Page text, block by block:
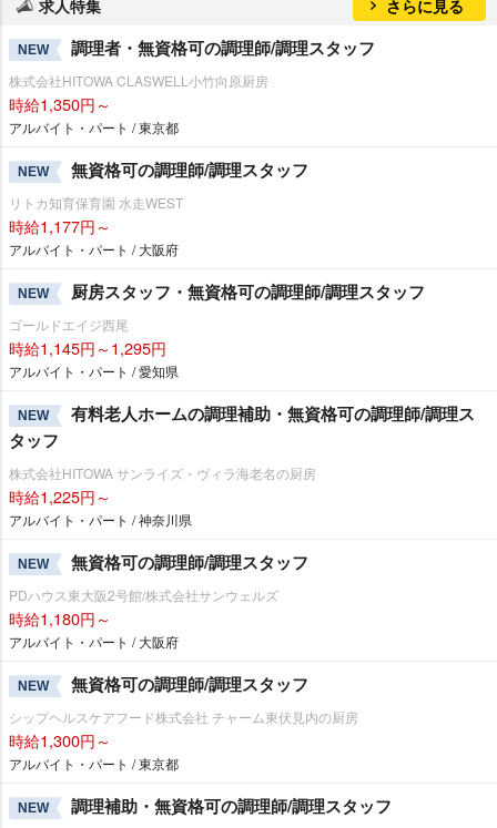
求人特集 さらに見る
NEW 調理者・無資格可の調理師/調理スタッフ
株式会社HITOWA CLASWELL小竹向原厨房
時給1,350円～
アルバイト・パート / 東京都
NEW 無資格可の調理師/調理スタッフ
リトカ知育保育園 水走WEST
時給1,177円～
アルバイト・パート / 大阪府
NEW 厨房スタッフ・無資格可の調理師/調理スタッフ
ゴールドエイジ西尾
時給1,145円～1,295円
アルバイト・パート / 愛知県
NEW
有料老人ホームの調理補助・無資格可の調理師/調理ス
タッフ
株式会社HITOWA サンライズ・ヴィラ海老名の厨房
時給1,225円～
アルバイト・パート / 神奈川県
NEW 無資格可の調理師/調理スタッフ
PDハウス東大阪2号館/株式会社サンウェルズ
時給1,180円～
アルバイト・パート / 大阪府
NEW 無資格可の調理師/調理スタッフ
シップヘルスケアフード株式会社 チャーム東伏見内の厨房
時給1,300円～
アルバイト・パート / 東京都
NEW 調理補助・無資格可の調理師/調理スタッフ